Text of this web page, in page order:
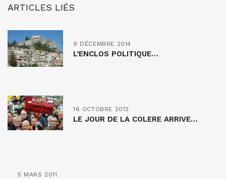
ARTICLES LIÉS
9 DÉCEMBRE 2014
L’ENCLOS POLITIQUE…
16 OCTOBRE 2013
LE JOUR DE LA COLERE ARRIVE…
5 MARS 2011